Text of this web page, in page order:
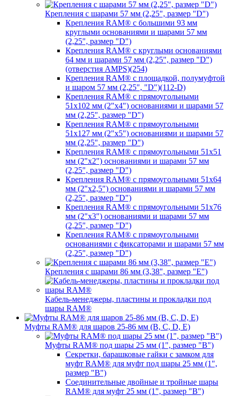
Крепления с шарами 57 мм (2,25", размер "D")
Крепления RAM® с большими 93 мм
круглыми основаниями и шарами 57 мм
(2,25", размер "D")
Крепления RAM® с круглыми основаниями
64 мм и шарами 57 мм (2,25", размер "D")
(отверстия AMPS)(254)
Крепления RAM® с площадкой, полумуфтой
и шаром 57 мм (2,25", "D")(112-D)
Крепления RAM® с прямоугольными
51х102 мм (2"х4") основаниями и шарами 57
мм (2,25", размер "D")
Крепления RAM® с прямоугольными
51х127 мм (2"х5") основаниями и шарами 57
мм (2,25", размер "D")
Крепления RAM® с прямоугольными 51х51
мм (2"х2") основаниями и шарами 57 мм
(2,25", размер "D")
Крепления RAM® с прямоугольными 51х64
мм (2"х2,5") основаниями и шарами 57 мм
(2,25", размер "D")
Крепления RAM® с прямоугольными 51х76
мм (2"х3") основаниями и шарами 57 мм
(2,25", размер "D")
Крепления RAM® с прямоугольными
основаниями с фиксаторами и шарами 57 мм
(2,25", размер "D")
Крепления с шарами 86 мм (3,38", размер "E")
Кабель-менеджеры, пластины и прокладки под
шары RAM®
Муфты RAM® для шаров 25-86 мм (B, C, D, E)
Муфты RAM® под шары 25 мм (1", размер "B")
Секретки, барашковые гайки с замком для
муфт RAM® для муфт под шары 25 мм (1",
размер "B")
Соединительные двойные и тройные шары
RAM® для муфт 25 мм (1", размер "B")